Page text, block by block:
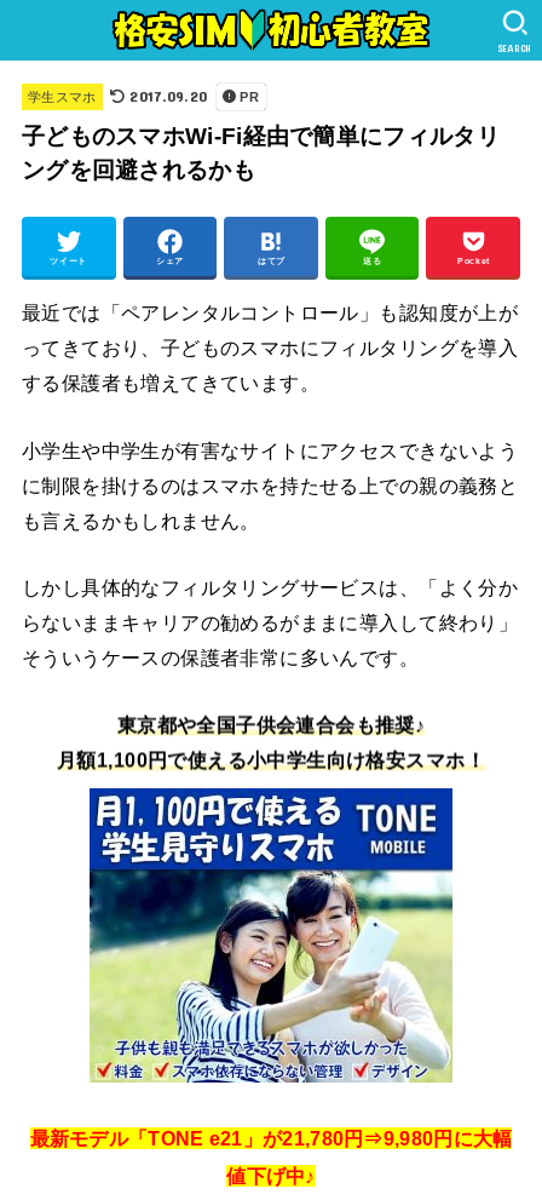
SEARCH
学生スマホ 2017.09.20 PR
子どものスマホWi-Fi経由で簡単にフィルタリ
ングを回避されるかも
ツイート シェア はてブ 送る Pocket
最近では「ペアレンタルコントロール」も認知度が上が
ってきており、子どものスマホにフィルタリングを導入
する保護者も増えてきています。
小学生や中学生が有害なサイトにアクセスできないよう
に制限を掛けるのはスマホを持たせる上での親の義務と
も言えるかもしれません。
しかし具体的なフィルタリングサービスは、「よく分か
らないままキャリアの勧めるがままに導入して終わり」
そういうケースの保護者非常に多いんです。
東京都や全国子供会連合会も推奨♪
月額1,100円で使える小中学生向け格安スマホ！
最新モデル「TONE e21」が21,780円⇒9,980円に大幅
値下げ中♪